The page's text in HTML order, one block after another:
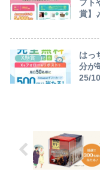
フト
賞】
X懸賞
はっ
分が
25/